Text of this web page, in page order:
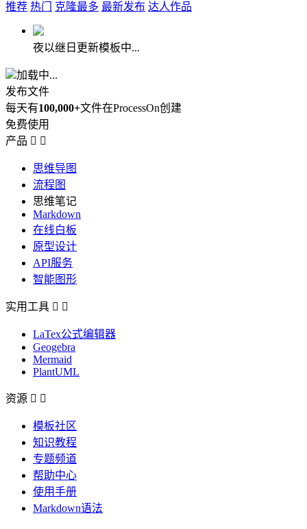
推荐 热门 克隆最多 最新发布 达人作品
夜以继日更新模板中...
加载中...
发布文件
每天有100,000+文件在ProcessOn创建
免费使用
产品  
思维导图
流程图
思维笔记
Markdown
在线白板
原型设计
API服务
智能图形
实用工具  
LaTex公式编辑器
Geogebra
Mermaid
PlantUML
资源  
模板社区
知识教程
专题频道
帮助中心
使用手册
Markdown语法